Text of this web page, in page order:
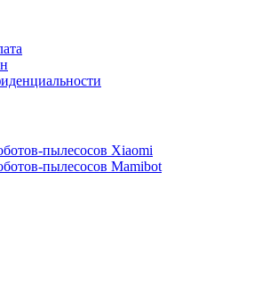
пылесосов Xiaomi
пылесосов Mamibot